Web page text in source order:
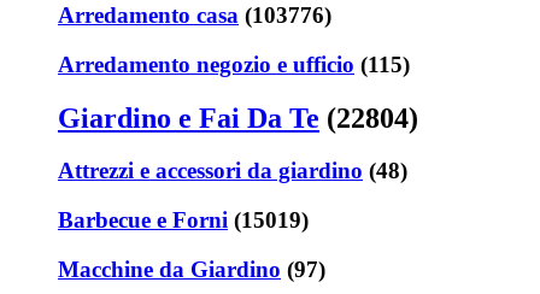
Arredamento casa (103776)
Arredamento negozio e ufficio (115)
Giardino e Fai Da Te (22804)
Attrezzi e accessori da giardino (48)
Barbecue e Forni (15019)
Macchine da Giardino (97)